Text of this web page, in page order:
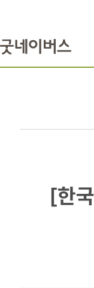
[한국
[한